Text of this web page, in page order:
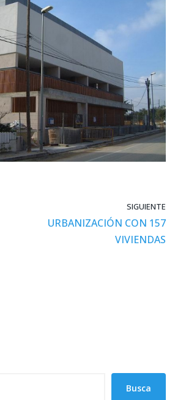
SIGUIENTE
URBANIZACIÓN CON 157
VIVIENDAS
Busca